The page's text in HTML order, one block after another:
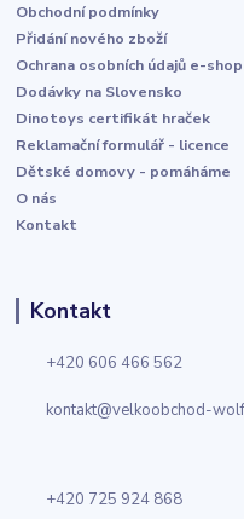
Obchodní podmínky
Přidání nového zboží
Ochrana osobních údajů e-
Dodávky na Slovensko
Dinotoys certifikát hraček
Reklamační formulář - licence
Dětské domovy - pomáháme
O nás
Kontakt
Kontakt
+420 606 466 562
kontakt@velkoobchod-
+420 725 924 868